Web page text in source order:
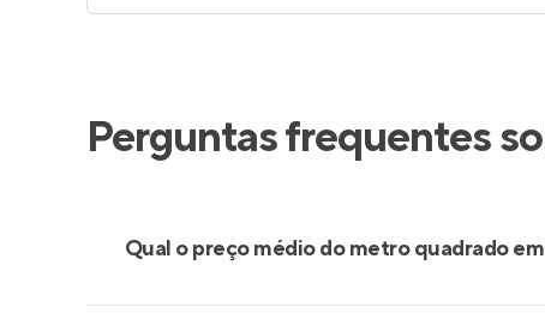
Perguntas frequentes
Qual o preço médio do metro quadrado